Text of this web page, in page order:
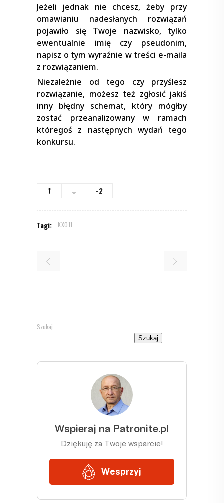
Jeżeli jednak nie chcesz, żeby przy
omawianiu nadesłanych rozwiązań
pojawiło się Twoje nazwisko, tylko
ewentualnie imię czy pseudonim,
napisz o tym wyraźnie w treści e-maila
z rozwiązaniem.
Niezależnie od tego czy przyślesz
rozwiązanie, możesz też zgłosić jakiś
inny błędny schemat, który mógłby
zostać przeanalizowany w ramach
któregoś z następnych wydań tego
konkursu.
-2
Tagi: KX011
Szukaj
Szukaj